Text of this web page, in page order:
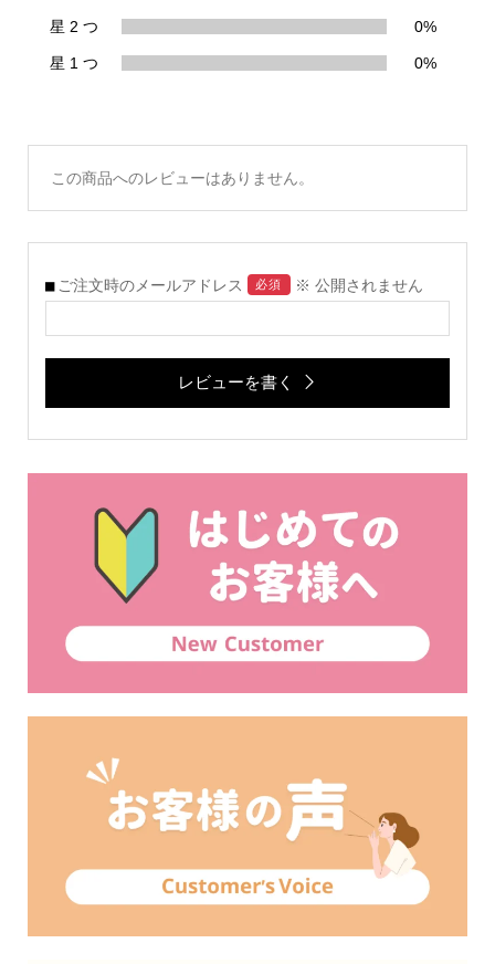
星 2 つ 0%
星 1 つ 0%
この商品へのレビューはありません。
ご注文時のメールアドレス 必須 ※ 公開されません
レビューを書く